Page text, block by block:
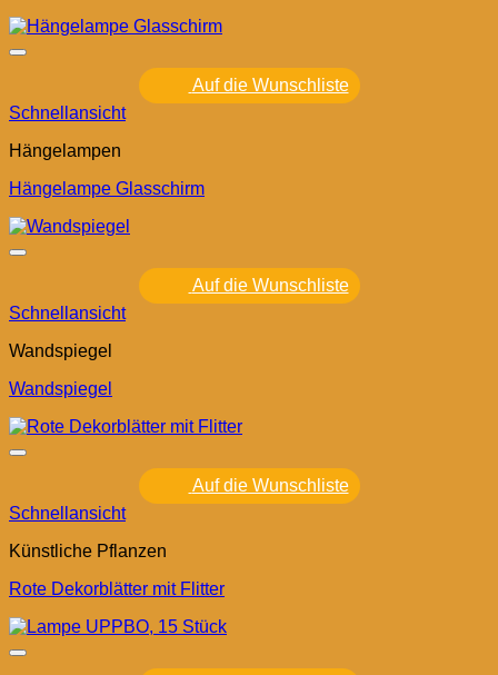
Auf die Wunschliste
Schnellansicht
Hängelampen
Hängelampe Glasschirm
Auf die Wunschliste
Schnellansicht
Wandspiegel
Wandspiegel
Auf die Wunschliste
Schnellansicht
Künstliche Pflanzen
Rote Dekorblätter mit Flitter